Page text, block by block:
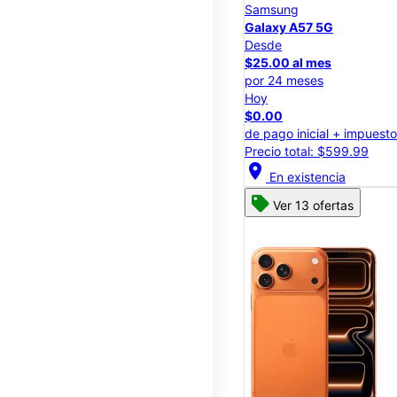
Samsung
Galaxy A57 5G
Desde
$25.00 al mes
por 24 meses
Hoy
$0.00
de pago inicial +
Precio total: $599.99
location_on En existencia
Ver 13 ofertas